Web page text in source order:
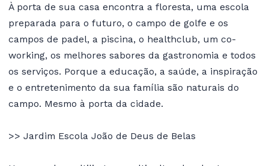
À porta de sua casa encontra a floresta, uma escola
preparada para o futuro, o campo de golfe e os
campos de padel, a piscina, o healthclub, um co-
working, os melhores sabores da gastronomia e todos
os serviços. Porque a educação, a saúde, a inspiração
e o entretenimento da sua família são naturais do
campo. Mesmo à porta da cidade.
>> Jardim Escola João de Deus de Belas